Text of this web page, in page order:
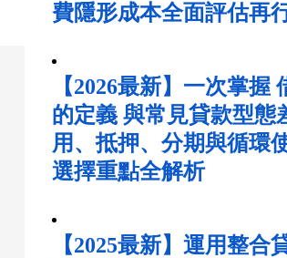
費隱形成本全面評估再
【2026最新】一次掌握
的定義 與常見貸款型態
用、抵押、分期與循環
選擇重點全解析
【2025最新】運用整合